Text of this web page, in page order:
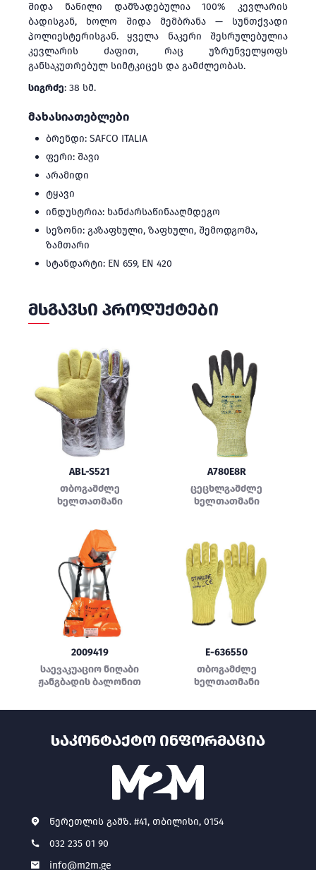
შიდა ნაწილი დამზადებულია 100% კევლარის
ბადისგან, ხოლო შიდა მემბრანა — სუნთქვადი
პოლიესტერისგან. ყველა ნაკერი შესრულებულია
კევლარის ძაფით, რაც უზრუნველყოფს
განსაკუთრებულ სიმტკიცეს და გამძლეობას.
სიგრძე: 38 სმ.
მახასიათებლები
ბრენდი: SAFCO ITALIA
ფერი: შავი
არამიდი
ტყავი
ინდუსტრია: ხანძარსაწინააღმდეგო
სეზონი: გაზაფხული, ზაფხული, შემოდგომა,
ზამთარი
სტანდარტი: EN 659, EN 420
ᲛᲡᲒᲐᲕᲡᲘ ᲞᲠᲝᲓᲣᲥᲢᲔᲑᲘ
ABL-S521
თბოგამძლე
ხელთათმანი
A780E8R
ცეცხლგამძლე
ხელთათმანი
2009419
საევაკუაციო ნიღაბი
ჟანგბადის ბალონით
E-636550
თბოგამძლე
ხელთათმანი
ᲡᲐᲙᲝᲜᲢᲐᲥᲢᲝ ᲘᲜᲤᲝᲠᲛᲐᲪᲘᲐ
წერეთლის გამზ. #41, თბილისი, 0154
032 235 01 90
info@m2m.ge